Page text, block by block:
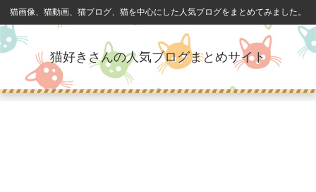
猫画像、猫動画、猫ブログ、猫を中心にした人気ブログをまとめてみました。
猫好きさんの人気ブログまとめサイト